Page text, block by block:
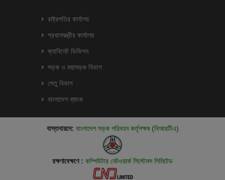
রাষ্ট্রপতির কার্যালয়
প্রধানমন্ত্রীর কার্যালয়
ক্যাবিনেট ডিভিশন
সড়ক ও মহাসড়ক বিভাগ
সেতু বিভাগ
বাংলাদেশ ব্যাংক
বাস্তবায়নে: বাংলাদেশ সড়ক পরিবহন কর্তৃপক্ষ (বিআরটিএ)
রক্ষণাবেক্ষণে : কম্পিউটার নেটওয়ার্ক সিস্টেমস লিমিটেড